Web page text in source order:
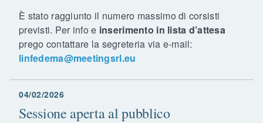
È stato raggiunto il numero massimo di corsisti
previsti. Per info e inserimento in lista d’attesa
prego contattare la segreteria via e-mail:
linfedema@meetingsrl.eu
04/02/2026
Sessione aperta al pubblico